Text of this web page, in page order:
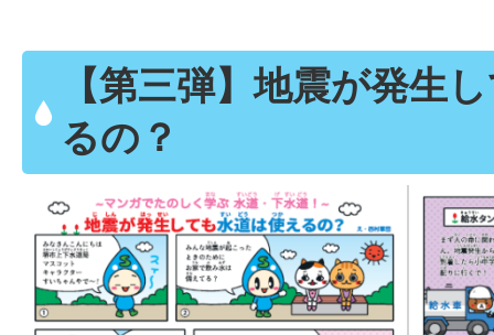
【第三弾】地震が発生
るの？